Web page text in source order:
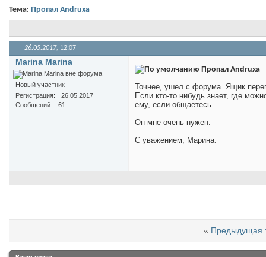
Тема: Пропал Andruxa
26.05.2017, 12:07
Marina Marina
Новый участник
Регистрация
26.05.2017
Сообщений
61
Пропал Andruxa
Точнее, ушел с форума. Ящик
Если кто-то нибудь знает, где
ему, если общаетесь.
Он мне очень нужен.
С уважением, Марина.
« Предыдущая